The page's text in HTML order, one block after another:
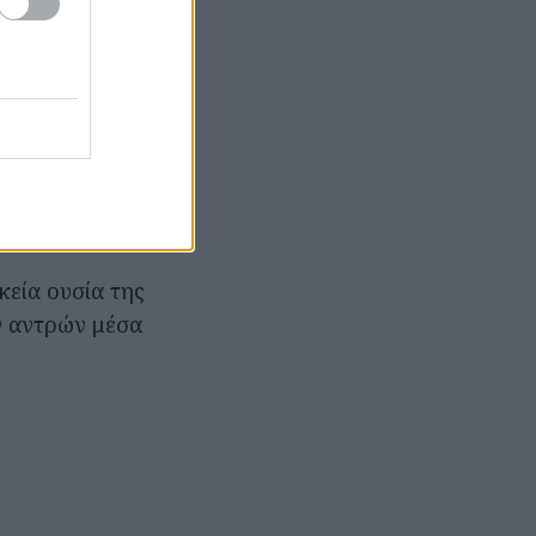
Θέατρο
γραφείο
βουνά του
κορυφές
ουσία της
αντρών μέσα